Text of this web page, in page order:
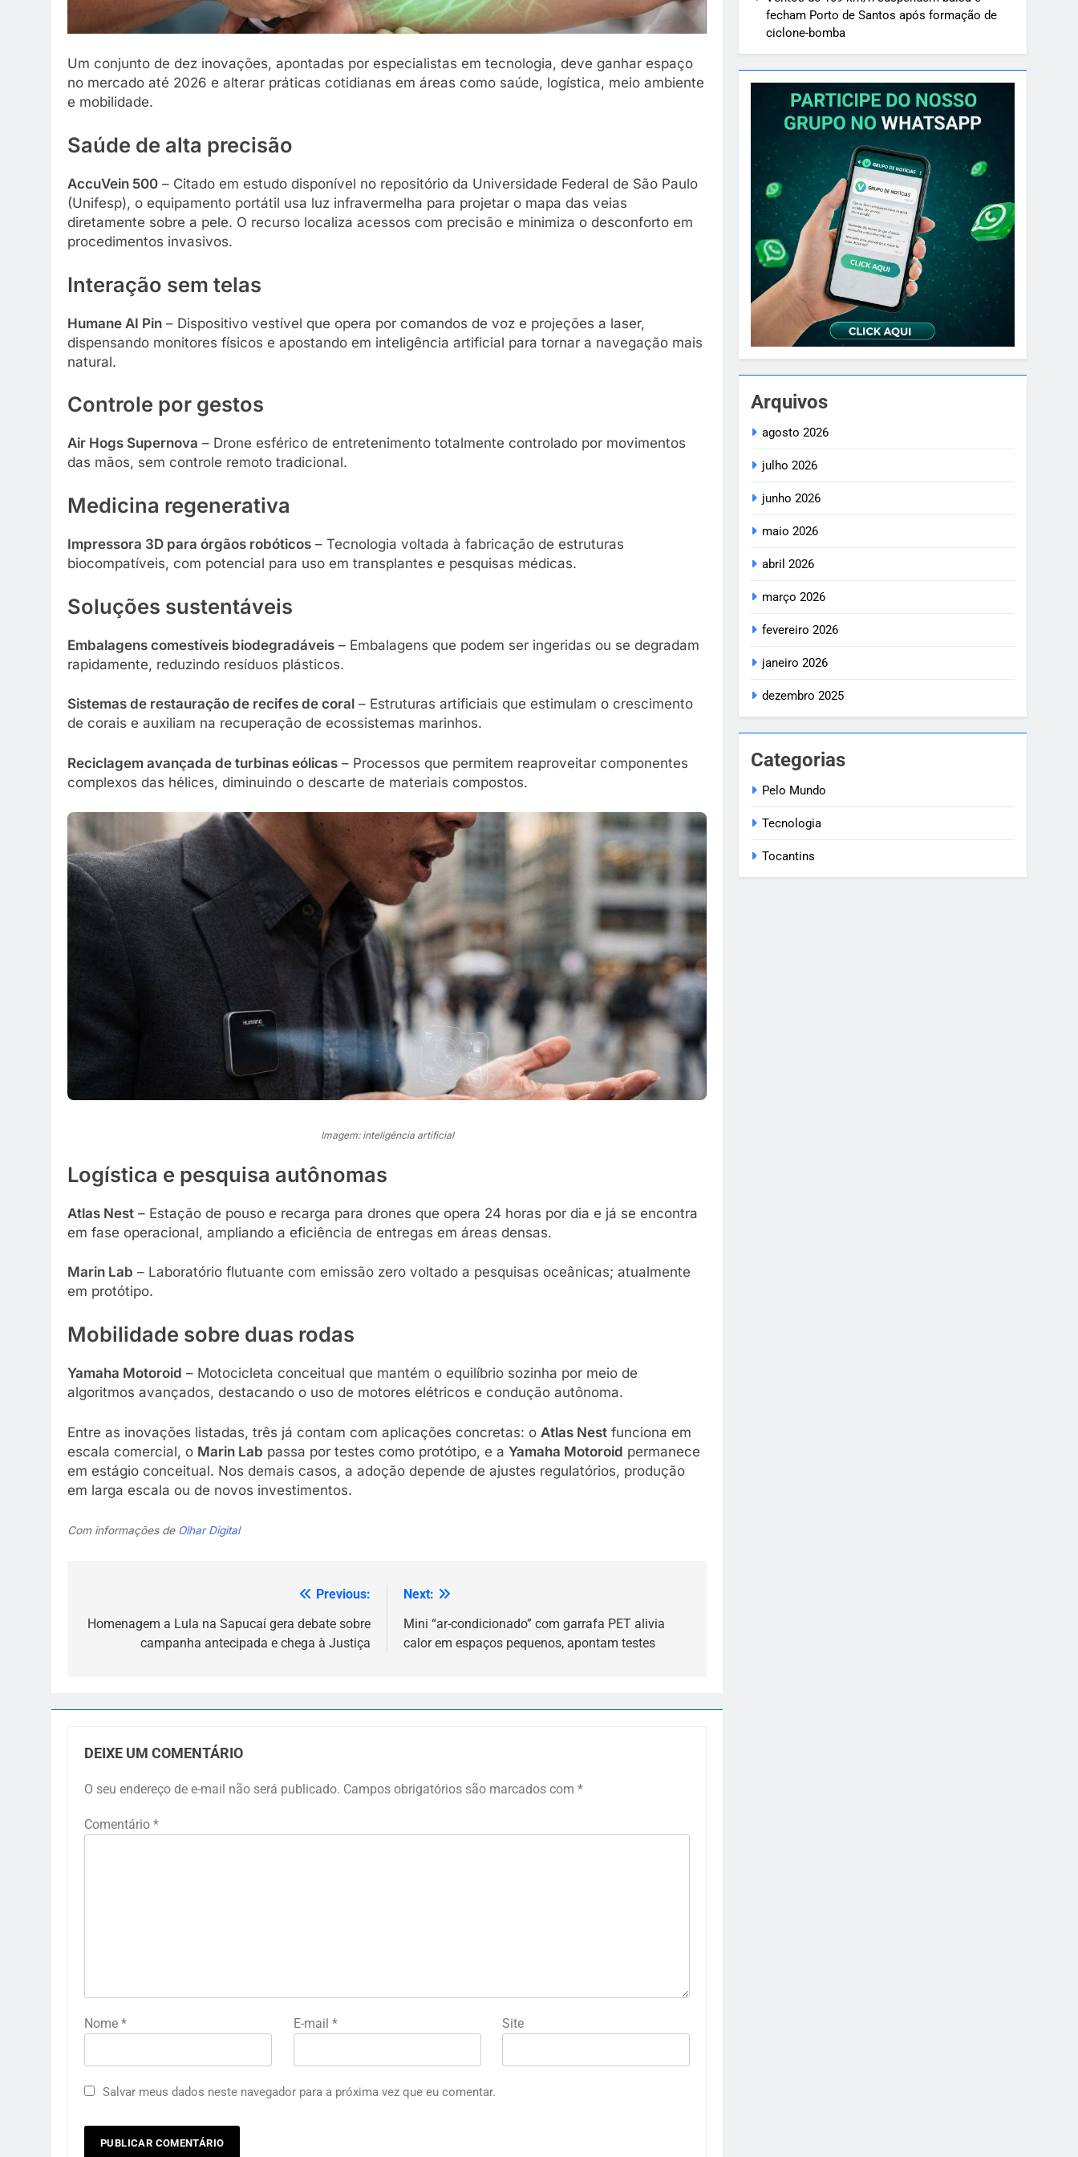
Um conjunto de dez inovações, apontadas por especialistas em tecnologia, deve ganhar espaço
no mercado até 2026 e alterar práticas cotidianas em áreas como saúde, logística, meio ambiente
e mobilidade.
Saúde de alta precisão
AccuVein 500 – Citado em estudo disponível no repositório da Universidade Federal de São Paulo
(Unifesp), o equipamento portátil usa luz infravermelha para projetar o mapa das veias
diretamente sobre a pele. O recurso localiza acessos com precisão e minimiza o desconforto em
procedimentos invasivos.
Interação sem telas
Humane AI Pin – Dispositivo vestível que opera por comandos de voz e projeções a laser,
dispensando monitores físicos e apostando em inteligência artificial para tornar a navegação mais
natural.
Controle por gestos
Air Hogs Supernova – Drone esférico de entretenimento totalmente controlado por movimentos
das mãos, sem controle remoto tradicional.
Medicina regenerativa
Impressora 3D para órgãos robóticos – Tecnologia voltada à fabricação de estruturas
biocompatíveis, com potencial para uso em transplantes e pesquisas médicas.
Soluções sustentáveis
Embalagens comestíveis biodegradáveis – Embalagens que podem ser ingeridas ou se degradam
rapidamente, reduzindo resíduos plásticos.
Sistemas de restauração de recifes de coral – Estruturas artificiais que estimulam o crescimento
de corais e auxiliam na recuperação de ecossistemas marinhos.
Reciclagem avançada de turbinas eólicas – Processos que permitem reaproveitar componentes
complexos das hélices, diminuindo o descarte de materiais compostos.
Imagem: inteligência artificial
Logística e pesquisa autônomas
Atlas Nest – Estação de pouso e recarga para drones que opera 24 horas por dia e já se encontra
em fase operacional, ampliando a eficiência de entregas em áreas densas.
Marin Lab – Laboratório flutuante com emissão zero voltado a pesquisas oceânicas; atualmente
em protótipo.
Mobilidade sobre duas rodas
Yamaha Motoroid – Motocicleta conceitual que mantém o equilíbrio sozinha por meio de
algoritmos avançados, destacando o uso de motores elétricos e condução autônoma.
Entre as inovações listadas, três já contam com aplicações concretas: o Atlas Nest funciona em
escala comercial, o Marin Lab passa por testes como protótipo, e a Yamaha Motoroid permanece
em estágio conceitual. Nos demais casos, a adoção depende de ajustes regulatórios, produção
em larga escala ou de novos investimentos.
Com informações de Olhar Digital
de
Previous:
Homenagem a Lula na Sapucaí gera debate sobre
campanha antecipada e chega à Justiça
Next:
Mini “ar-condicionado” com garrafa PET alivia
calor em espaços pequenos, apontam testes
DEIXE UM COMENTÁRIO
O seu endereço de e-mail não será publicado. Campos obrigatórios são marcados com *
Comentário *
Nome * E-mail * Site
Salvar meus dados neste navegador para a próxima vez que eu comentar.
fecham Porto de Santos após formação de
ciclone-bomba
Arquivos
agosto 2026
julho 2026
junho 2026
maio 2026
abril 2026
março 2026
fevereiro 2026
janeiro 2026
dezembro 2025
Categorias
Pelo Mundo
Tecnologia
Tocantins